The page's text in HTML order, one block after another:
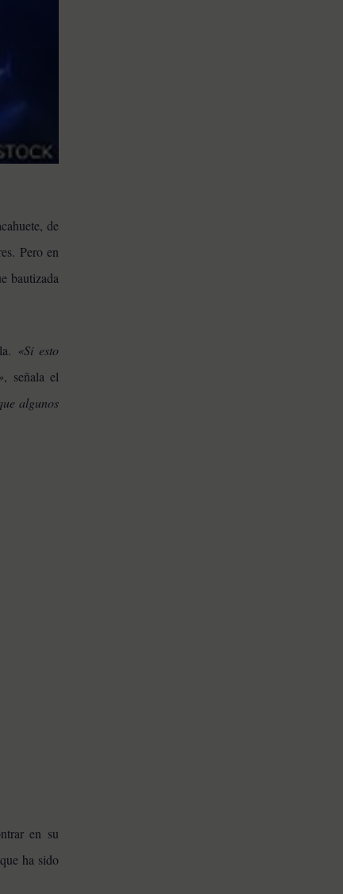
de
Pero en
bautizada
«Si esto
, señala el
algunos
en su
ha sido